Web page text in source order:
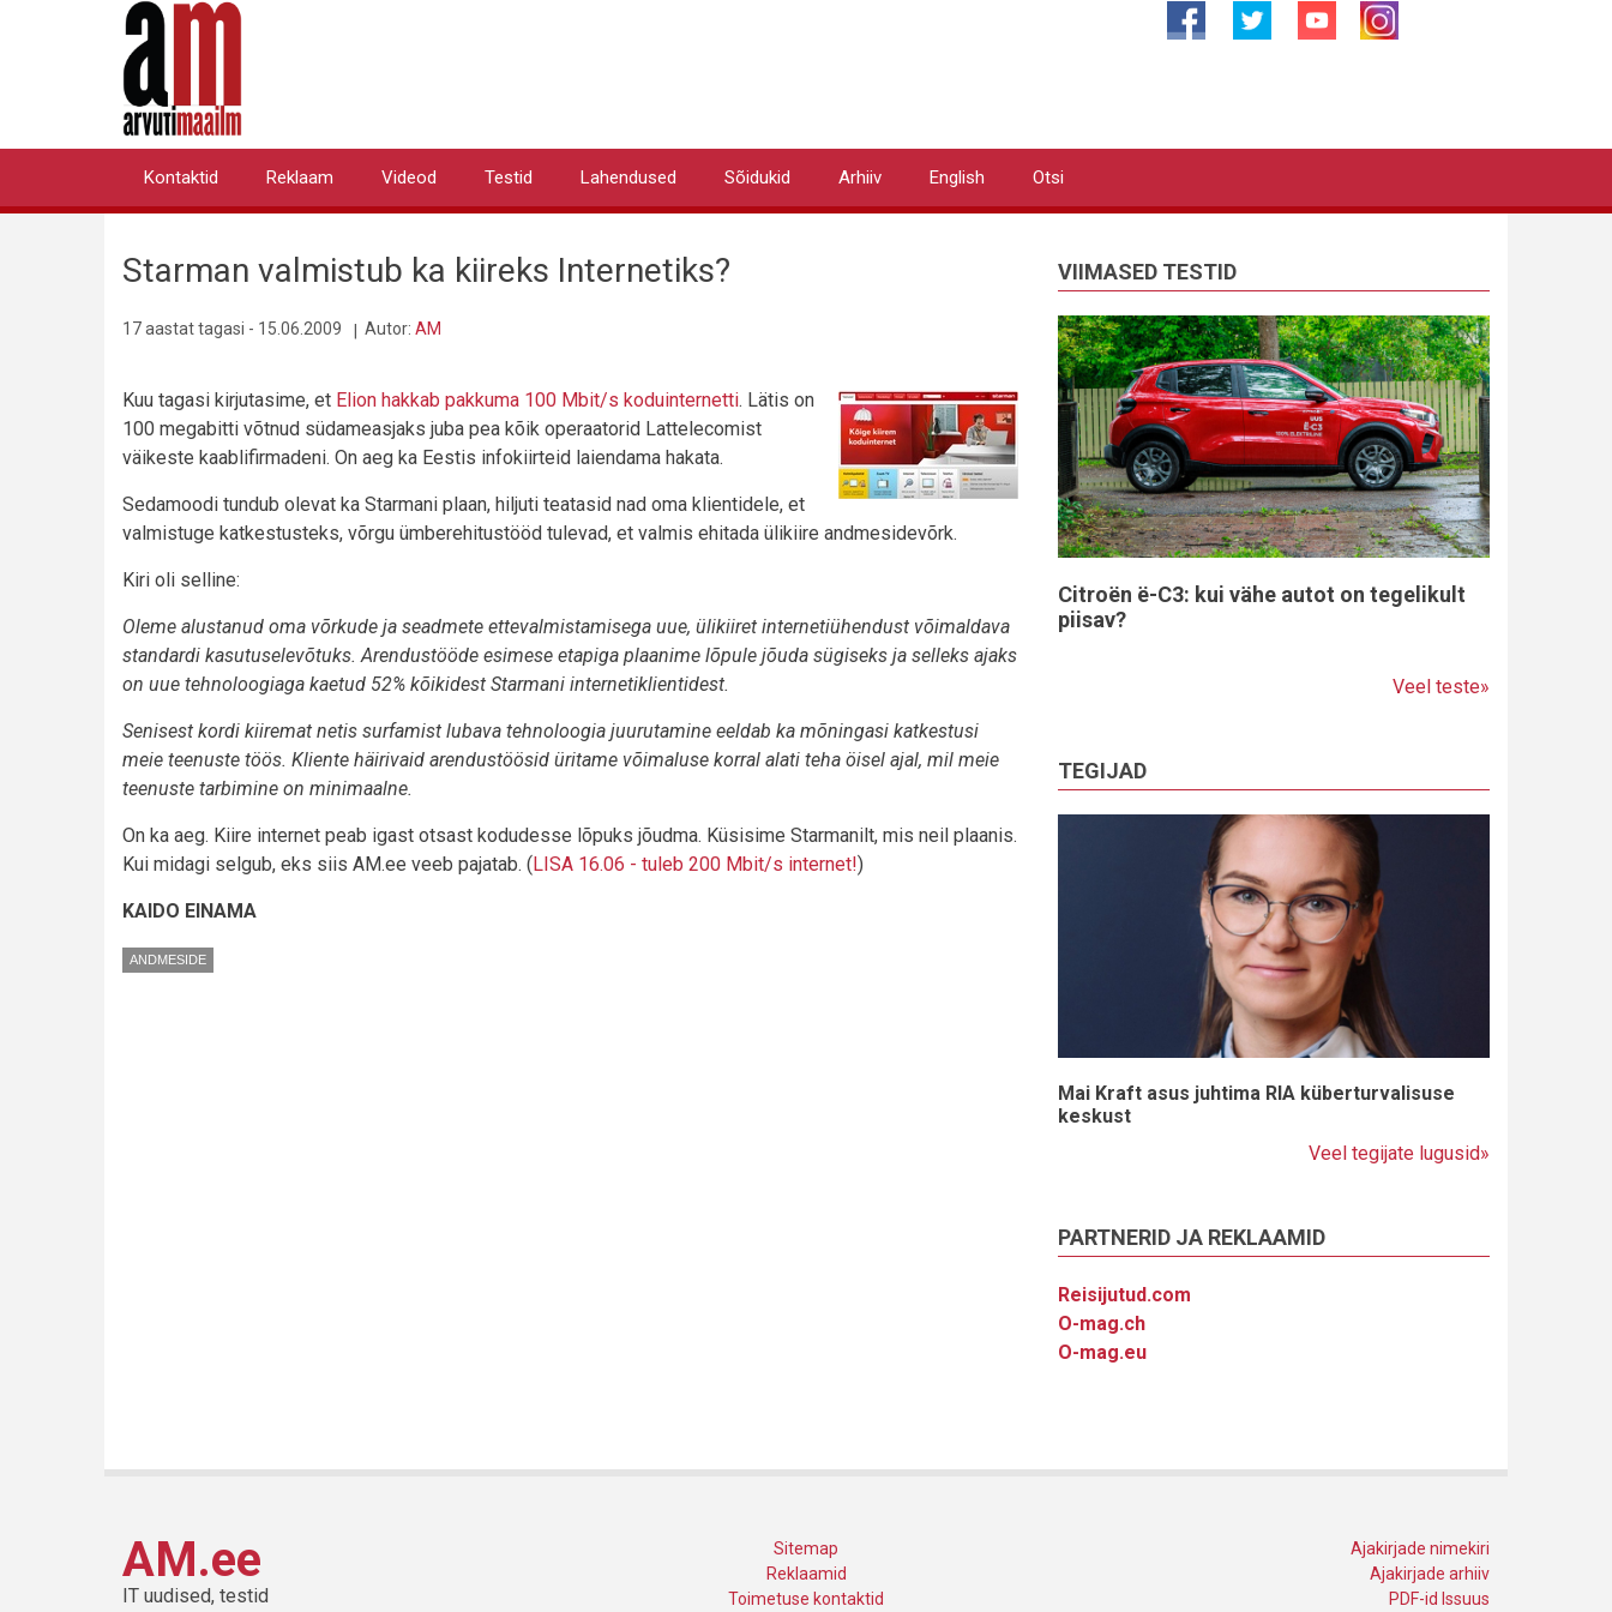
Primary
Kontaktid Reklaam Videod Testid Lahendused Sõidukid Arhiiv English Otsi
Starman valmistub ka kiireks Internetiks?
17 aastat tagasi - 15.06.2009 Autor: AM
Kuu tagasi kirjutasime, et Elion hakkab pakkuma 100 Mbit/s koduinternetti. Lätis on
100 megabitti võtnud südameasjaks juba pea kõik operaatorid Lattelecomist
väikeste kaablifirmadeni. On aeg ka Eestis infokiirteid laiendama hakata.
Sedamoodi tundub olevat ka Starmani plaan, hiljuti teatasid nad oma klientidele, et
valmistuge katkestusteks, võrgu ümberehitustööd tulevad, et valmis ehitada ülikiire andmesidevõrk.
Kiri oli selline:
Oleme alustanud oma võrkude ja seadmete ettevalmistamisega uue, ülikiiret internetiühendust võimaldava
standardi kasutuselevõtuks. Arendustööde esimese etapiga plaanime lõpule jõuda sügiseks ja selleks ajaks
on uue tehnoloogiaga kaetud 52% kõikidest Starmani internetiklientidest.
Senisest kordi kiiremat netis surfamist lubava tehnoloogia juurutamine eeldab ka mõningasi katkestusi
meie teenuste töös. Kliente häirivaid arendustöösid üritame võimaluse korral alati teha öisel ajal, mil meie
teenuste tarbimine on minimaalne.
On ka aeg. Kiire internet peab igast otsast kodudesse lõpuks jõudma. Küsisime Starmanilt, mis neil plaanis.
Kui midagi selgub, eks siis AM.ee veeb pajatab. (LISA 16.06 - tuleb 200 Mbit/s internet!)
KAIDO EINAMA
ANDMESIDE
VIIMASED TESTID
Citroën ë-C3: kui vähe autot on tegelikult
piisav?
Veel teste»
TEGIJAD
Mai Kraft asus juhtima RIA küberturvalisuse
keskust
Veel tegijate lugusid»
PARTNERID JA REKLAAMID
Reisijutud.com
O-mag.ch
O-mag.eu
AM.ee
IT uudised, testid
Sitemap
Reklaamid
Toimetuse kontaktid
Ajakirjade nimekiri
Ajakirjade arhiiv
PDF-id Issuus